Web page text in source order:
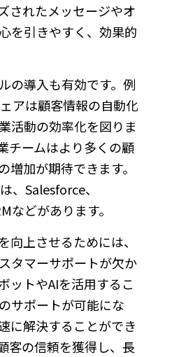
されたメッセージやオ
を引きやすく、効果的
の導入も有効です。例
アは顧客情報の自動化
活動の効率化を図りま
チームはより多くの顧
増加が期待できます。
、Salesforce、
などがあります。
向上させるためには、
タマーサポートが欠か
ットやAIを活用するこ
サポートが可能にな
に解決することができ
客の信頼を獲得し、長